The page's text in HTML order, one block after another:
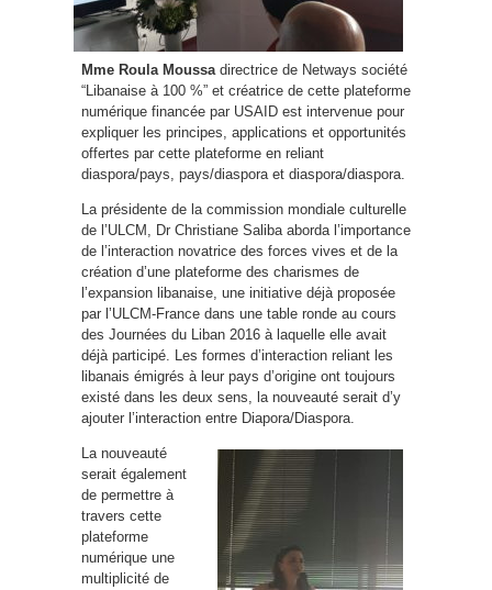
Mme Roula Moussa directrice de Netways société
“Libanaise à 100 %” et créatrice de cette plateforme
numérique financée par USAID est intervenue pour
expliquer les principes, applications et opportunités
offertes par cette plateforme en reliant
diaspora/pays, pays/diaspora et diaspora/diaspora.
La présidente de la commission mondiale culturelle
de l’ULCM, Dr Christiane Saliba aborda l’importance
de l’interaction novatrice des forces vives et de la
création d’une plateforme des charismes de
l’expansion libanaise, une initiative déjà proposée
par l’ULCM-France dans une table ronde au cours
des Journées du Liban 2016 à laquelle elle avait
déjà participé. Les formes d’interaction reliant les
libanais émigrés à leur pays d’origine ont toujours
existé dans les deux sens, la nouveauté serait d’y
ajouter l’interaction entre Diapora/Diaspora.
La nouveauté
serait également
de permettre à
travers cette
plateforme
numérique une
multiplicité de